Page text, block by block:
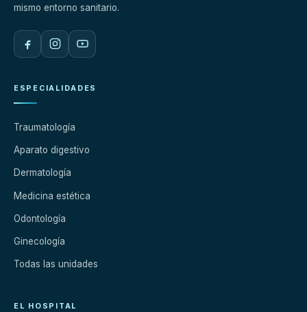
mismo entorno sanitario.
ESPECIALIDADES
Traumatología
Aparato digestivo
Dermatología
Medicina estética
Odontología
Ginecología
Todas las unidades
EL HOSPITAL